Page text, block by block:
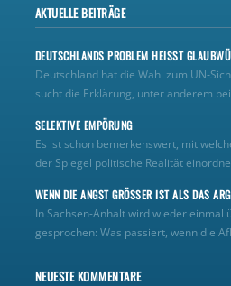
AKTUELLE BEITRÄGE
DEUTSCHLANDS PROBLEM HEISST
Deutschland hat die Wahl zum
sucht die Erklärung, unter anderem
SELEKTIVE EMPÖRUNG
Es ist schon bemerkenswert, mit
der Spiegel politische Realität
WENN DIE ANGST GRÖSSER IST ALS DAS
In Sachsen-Anhalt wird wieder einmal
gesprochen: Was passiert, wenn die
NEUESTE KOMMENTARE